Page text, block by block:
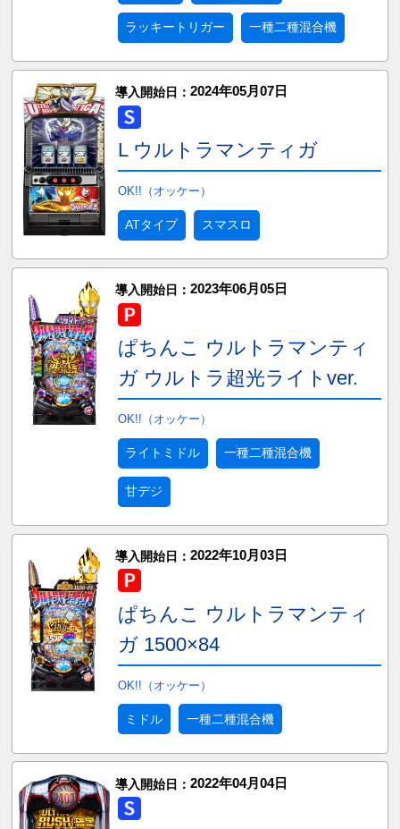
ラッキートリガー 一種二種混合機
導入開始日： 2024年05月07日
L ウルトラマンティガ
OK!!（オッケー）
ATタイプ スマスロ
導入開始日： 2023年06月05日
ぱちんこ ウルトラマンティ
ガ ウルトラ超光ライトver.
OK!!（オッケー）
ライトミドル 一種二種混合機
甘デジ
導入開始日： 2022年10月03日
ぱちんこ ウルトラマンティ
ガ 1500×84
OK!!（オッケー）
ミドル 一種二種混合機
導入開始日： 2022年04月04日